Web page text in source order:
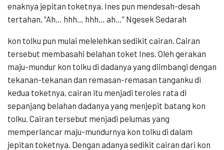
enaknya jepitan toketnya. Ines pun mendesah-desah
tertahan, “Ah… hhh… hhh… ah…” Ngesek Sedarah
kon tolku pun mulai melelehkan sedikit cairan. Cairan
tersebut membasahi belahan toket Ines. Oleh gerakan
maju-mundur kon tolku di dadanya yang diimbangi dengan
tekanan-tekanan dan remasan-remasan tanganku di
kedua toketnya, cairan itu menjadi teroles rata di
sepanjang belahan dadanya yang menjepit batang kon
tolku. Cairan tersebut menjadi pelumas yang
memperlancar maju-mundurnya kon tolku di dalam
jepitan toketnya. Dengan adanya sedikit cairan dari kon